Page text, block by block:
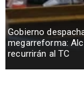
Gobierno
megarreforma:
recurrirán al TC